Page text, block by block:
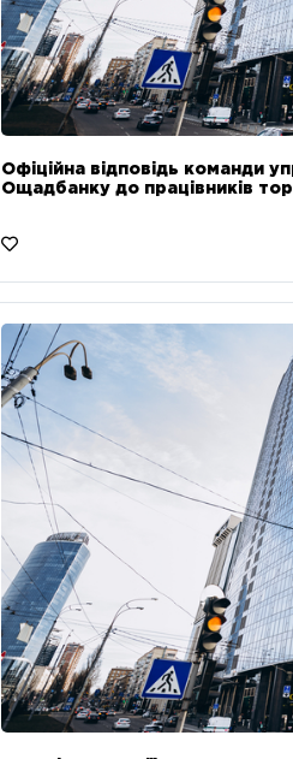
Офіційна відповідь команди
Ощадбанку до працівників